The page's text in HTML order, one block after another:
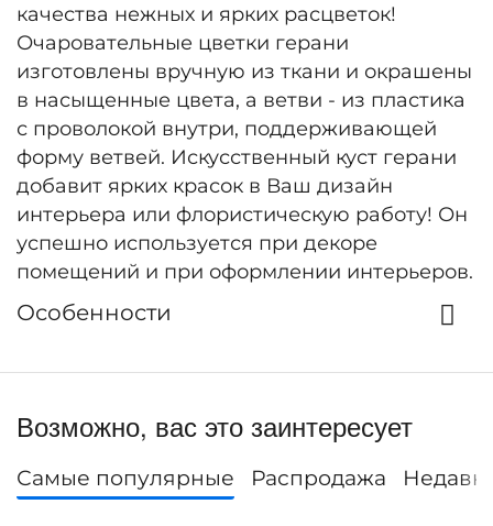
качества нежных и ярких расцветок!
Очаровательные цветки герани
изготовлены вручную из ткани и окрашены
в насыщенные цвета, а ветви - из пластика
с проволокой внутри, поддерживающей
форму ветвей. Искусственный куст герани
добавит ярких красок в Ваш дизайн
интерьера или флористическую работу! Он
успешно используется при декоре
помещений и при оформлении интерьеров.
Особенности
Возможно, вас это заинтересует
Самые популярные Распродажа